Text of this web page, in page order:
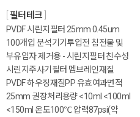
필터테크
PVDF 시린지필터 25mm 0.45um
100개입 분석기기투입전 침전물 및
부유입자 제거용 - 시린지필터 친수성
시린지주사기필터 멤브레인재질
PVDF 하우징재질PP 유효여과면적
25mm 권장처리용량 <10ml <100ml
<150ml 온도100℃ 압력87psi(약